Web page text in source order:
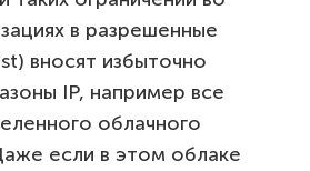
в разрешенные
вносят избыточно
IP, например все
облачного
если в этом облаке